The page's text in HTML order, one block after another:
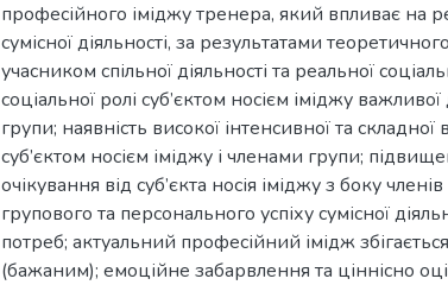
професійного іміджу тренера, який впливає на
сумісної діяльності, за результатами
учасником спільної діяльності та реальної
соціальної ролі суб’єктом носієм іміджу
групи; наявність високої інтенсивної та складної
суб’єктом носієм іміджу і членами групи;
очікування від суб’єкта носія іміджу з боку
групового та персонального успіху сумісної
потреб; актуальний професійний імідж
(бажаним); емоційне забарвлення та ціннісно